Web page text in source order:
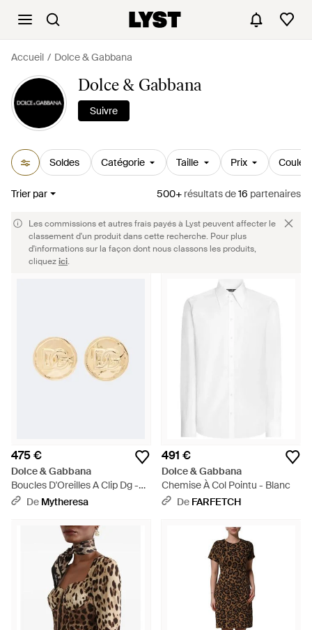
Accueil Dolce & Gabbana
Dolce & Gabbana
Suivre
Soldes Catégorie Taille Prix
Trier par 500+ résultatsde16 partenaires
Les commissions et autres frais payés à Lyst peuvent affecter le
classement d'un produit dans cette recherche. Pour plus
d'informations sur la façon dont nous classons les produits,
cliquezici.
475 €
Dolce & Gabbana
Boucles D'Oreilles A Clip Dg -
Blanc
De Mytheresa
491 €
Dolce & Gabbana
Chemise À Col Pointu - Blanc
De FARFETCH